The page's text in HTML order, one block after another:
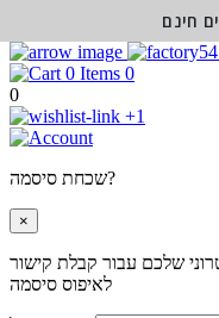
0
0
+1
שכחת סיסמה?
×
שלכם עבור קבלת קישור
לאיפוס סיסמה
חינם